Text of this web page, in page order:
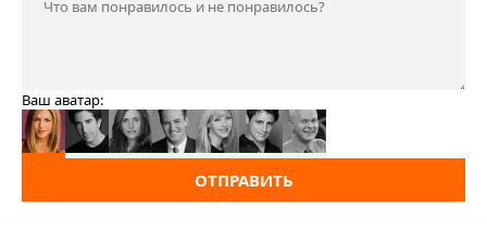
Ваш аватар:
ОТПРАВИТЬ